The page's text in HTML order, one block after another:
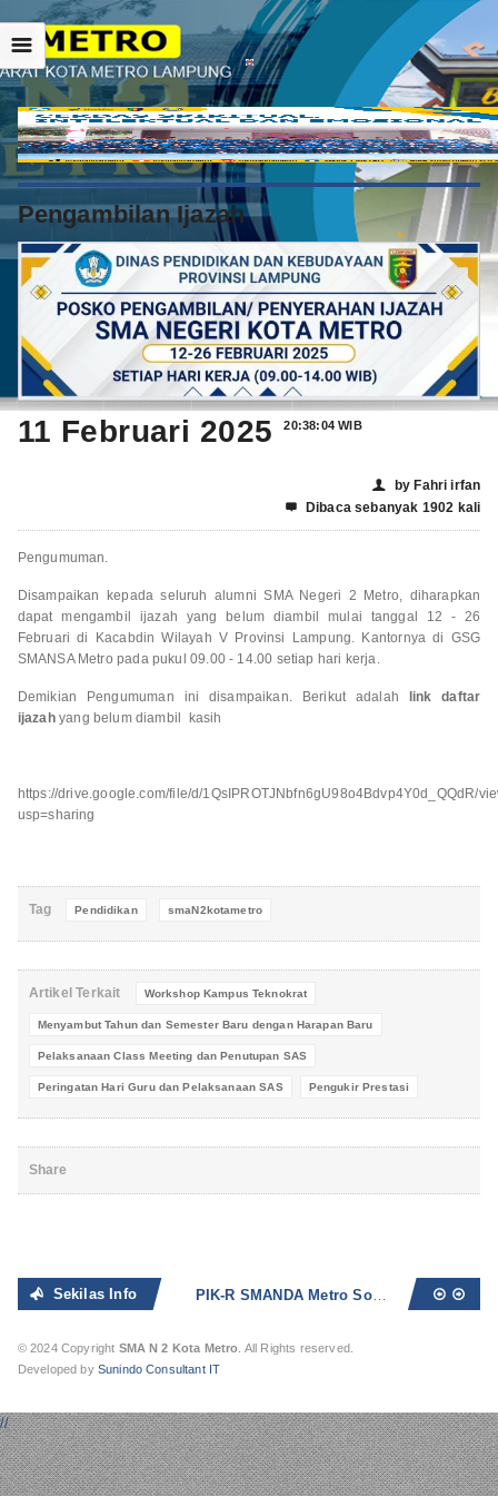
☰
Pengambilan Ijazah
11 Februari 2025 20:38:04 WIB
👤 by Fahri irfan
 Dibaca sebanyak 1902 kali
Pengumuman.
Disampaikan kepada seluruh alumni SMA Negeri 2 Metro, diharapkan
dapat mengambil ijazah yang belum diambil mulai tanggal 12 - 26
Februari di Kacabdin Wilayah V Provinsi Lampung. Kantornya di GSG
SMANSA Metro pada pukul 09.00 - 14.00 setiap hari kerja.
Demikian Pengumuman ini disampaikan. Berikut adalah link daftar
ijazah yang belum diambil kasih
https://drive.google.com/file/d/1QsIPROTJNbfn6gU98o4Bdvp4Y0d_QQdR/
usp=sharing
Tag Pendidikan smaN2kotametro
Artikel Terkait Workshop Kampus Teknokrat
Menyambut Tahun dan Semester Baru dengan Harapan Baru
Pelaksanaan Class Meeting dan Penutupan SAS
Peringatan Hari Guru dan Pelaksanaan SAS Pengukir Prestasi
Share
Sekilas Info PIK-R SMANDA Metro Sosialisasikan Bahaya Seks Bebas dan Narkoba
© 2024 Copyright SMA N 2 Kota Metro . All Rights reserved.
Developed by Sunindo Consultant IT
//